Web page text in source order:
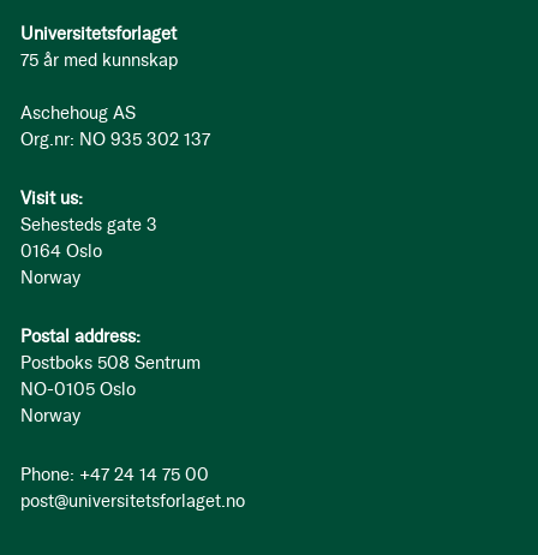
Universitetsforlaget
75 år med kunnskap
Aschehoug AS
Org.nr: NO 935 302 137
Visit us:
Sehesteds gate 3
0164 Oslo
Norway
Postal address:
Postboks 508 Sentrum
NO-0105 Oslo
Norway
Phone: +47 24 14 75 00
post@universitetsforlaget.no